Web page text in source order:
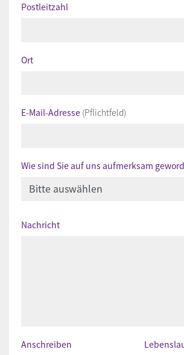
Postleitzahl
Ort
E-Mail-Adresse (Pflichtfeld)
Wie sind Sie auf uns aufmerksam
Nachricht
Anschreiben